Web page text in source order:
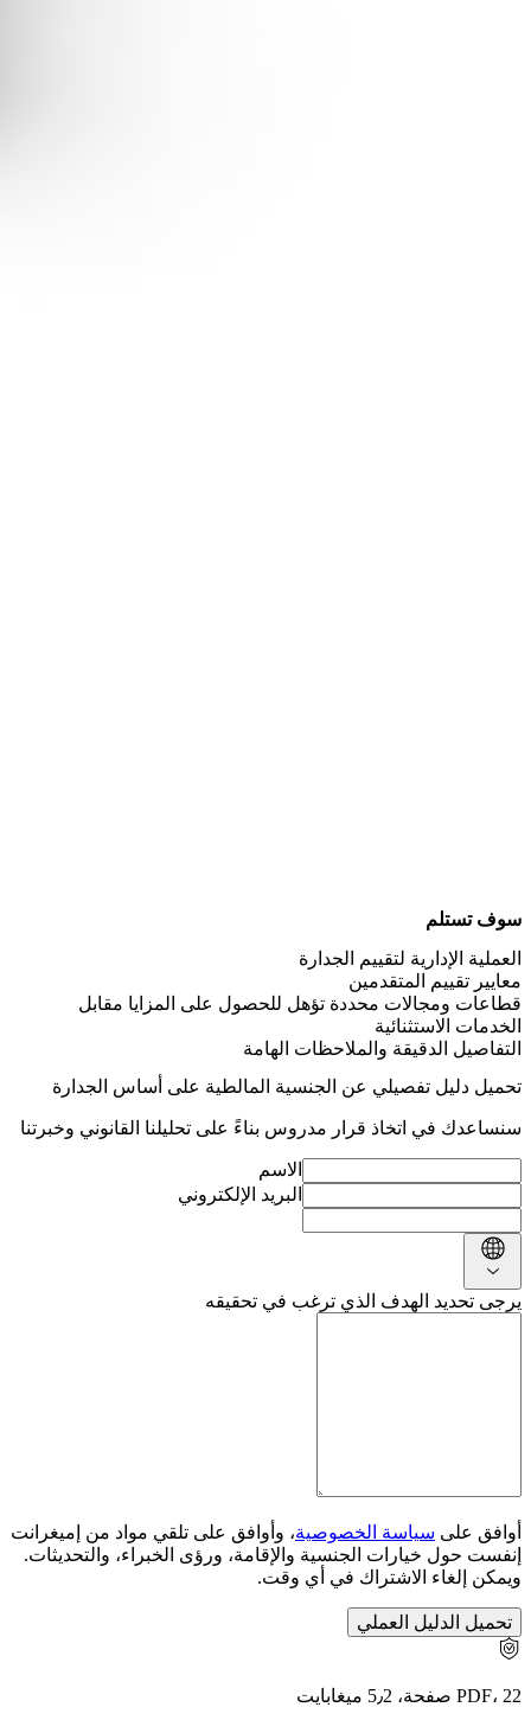
سوف تستلم
العملية الإدارية لتقييم الجدارة
معايير تقييم المتقدمين
قطاعات ومجالات محددة تؤهل للحصول على المزايا مقابل
الخدمات الاستثنائية
التفاصيل الدقيقة والملاحظات الهامة
تحميل دليل تفصيلي عن الجنسية المالطية على أساس الجدارة
سنساعدك في اتخاذ قرار مدروس بناءً على تحليلنا القانوني وخبرتنا
الاسم
البريد الإلكتروني
يرجى تحديد الهدف الذي ترغب في تحقيقه
أوافق على سياسة الخصوصية، وأوافق على تلقي مواد من إميغرانت
إنفست حول خيارات الجنسية والإقامة، ورؤى الخبراء، والتحديثات.
ويمكن إلغاء الاشتراك في أي وقت.
تحميل الدليل العملي
PDF، 22 صفحة، 5٫2 ميغابايت